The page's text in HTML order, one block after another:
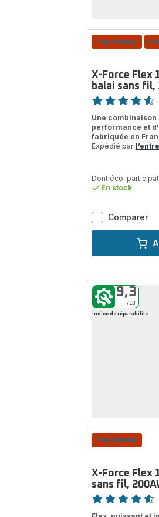
ComparerX-
fil,
Top Ventes
X-Force Flex
balai sans fil,
Note
Une
performance et
fabriquée en
Expédié par
Dont éco-
En stock
Top Ventes
X-Force Flex
sans fil,
Note
9,3
/10
Indice de réparabilité